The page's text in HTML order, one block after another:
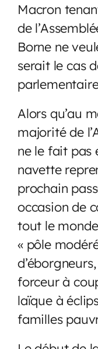
Macron
de
Borne ne
serait le cas
Alors qu’au
majorité de
ne le fait pas
navette
prochain
occasion de
tout le
« pôle
forceur à
laïque à
familles